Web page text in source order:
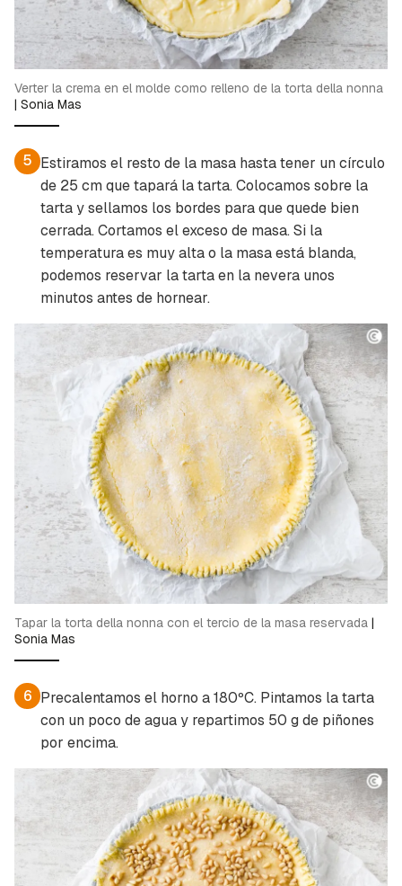
Verter la crema en el molde como relleno de la torta della nonna
| Sonia Mas
5 Estiramos el resto de la masa hasta tener un círculo
de 25 cm que tapará la tarta. Colocamos sobre la
tarta y sellamos los bordes para que quede bien
cerrada. Cortamos el exceso de masa. Si la
temperatura es muy alta o la masa está blanda,
podemos reservar la tarta en la nevera unos
minutos antes de hornear.
Tapar la torta della nonna con el tercio de la masa reservada |
Sonia Mas
6 Precalentamos el horno a 180ºC. Pintamos la tarta
con un poco de agua y repartimos 50 g de piñones
por encima.